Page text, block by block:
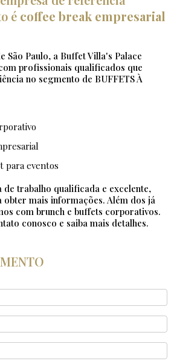
é coffee break empresarial
São Paulo, a Buffet Villa's Palace
profissionais qualificados que
no segmento de BUFFETS À
para eventos
de trabalho qualificada e excelente,
obter mais informações. Além dos já
com brunch e buffets corporativos.
conosco e saiba mais detalhes.